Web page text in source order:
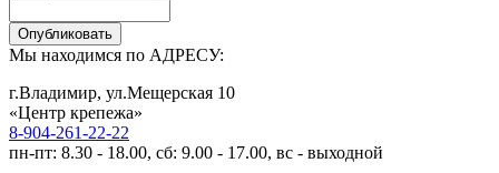
Опубликовать
Мы находимся по АДРЕСУ:
г.Владимир, ул.Мещерская 10
«Центр крепежа»
8-904-261-22-22
пн-пт: 8.30 - 18.00, сб: 9.00 - 17.00, вс - выходной